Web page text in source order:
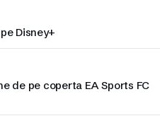
Disney+
de pe coperta EA Sports FC